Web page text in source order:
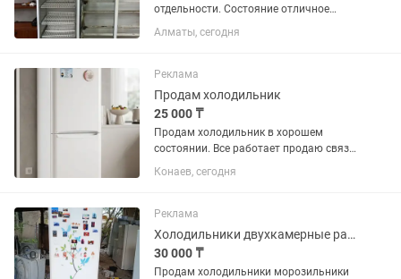
отдельности. Состояние отличное
работают, без недостатков. Причина
продажи закрыли овощной. Подойдет
овощной и тд.
Алматы, сегодня
Реклама
Продам холодильник
25 000 ₸
Продам холодильник в хорошем
состоянии. Все работает продаю связи
купили новую
Конаев, сегодня
Реклама
Холодильники двухкамерные разные варианты в хорошем рабочем состоянии
30 000 ₸
Продам холодильники морозильники